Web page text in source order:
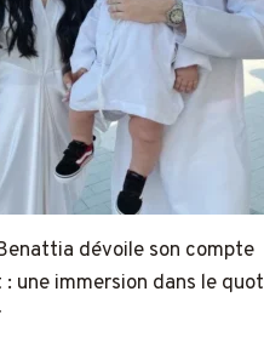
dévoile son compte
: une immersion dans le